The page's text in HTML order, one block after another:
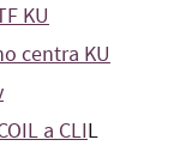
KU
centra KU
a CLIL